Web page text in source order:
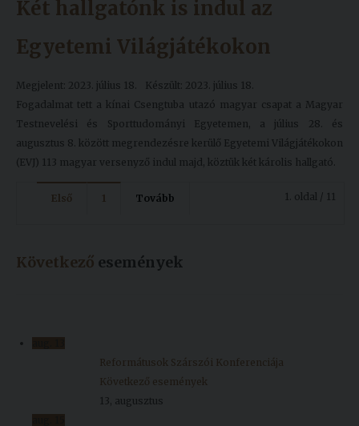
Két hallgatónk is indul az
Egyetemi Világjátékokon
Megjelent: 2023. július 18.
Készült: 2023. július 18.
Fogadalmat tett a kínai Csengtuba utazó magyar csapat a Magyar
Testnevelési és Sporttudományi Egyetemen, a július 28. és
augusztus 8. között megrendezésre kerülő Egyetemi Világjátékokon
(EVJ) 113 magyar versenyző indul majd, köztük két károlis hallgató.
1. oldal / 11
Első 1 Tovább
Következő események
Reformátusok Szárszói Konferenciája
Következő események
13, augusztus